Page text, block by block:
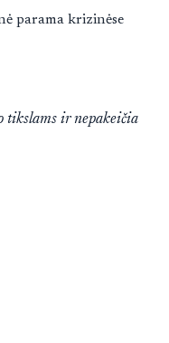
parama krizinėse
tikslams ir nepakeičia